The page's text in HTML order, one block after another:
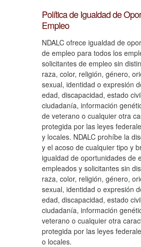
Política de Igualdad de
Empleo
NDALC ofrece igualdad de
de empleo para todos los
solicitantes de empleo sin
raza, color, religión, género,
sexual, identidad o expresión
edad, discapacidad, estado
ciudadanía, información
de veterano o cualquier otra
protegida por las leyes
y locales. NDALC prohíbe la
y el acoso de cualquier tipo y
igualdad de oportunidades de
empleados y solicitantes sin
raza, color, religión, género,
sexual, identidad o expresión
edad, discapacidad, estado
ciudadanía, información
veterano o cualquier otra
protegida por las leyes
o locales.